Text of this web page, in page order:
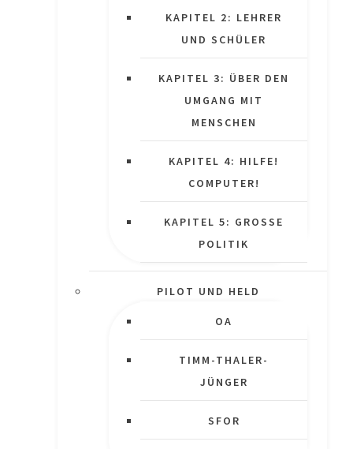
KAPITEL 2: LEHRER
UND SCHÜLER
KAPITEL 3: ÜBER DEN
UMGANG MIT
MENSCHEN
KAPITEL 4: HILFE!
COMPUTER!
KAPITEL 5: GROSSE P
OLITIK
PILOT UND HELD
OA
TIMM-THALER-
JÜNGER
SFOR